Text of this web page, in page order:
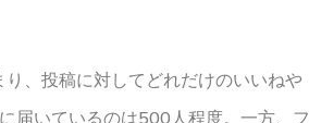
、投稿に対してどれだけのいいねや
届いているのは500人程度。一方、フ